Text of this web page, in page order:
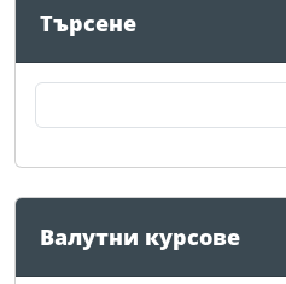
Търсене
Валутни курсове